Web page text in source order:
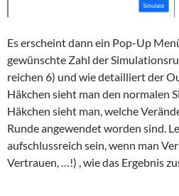
Es erscheint dann ein Pop-Up
gewünschte Zahl der
reichen 6) und wie detailliert der
Häkchen sieht man den normalen
Häkchen sieht man, welche
Runde angewendet worden sind.
aufschlussreich sein, wenn man
Vertrauen, …!) , wie das Ergebnis